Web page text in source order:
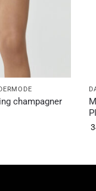
champagner